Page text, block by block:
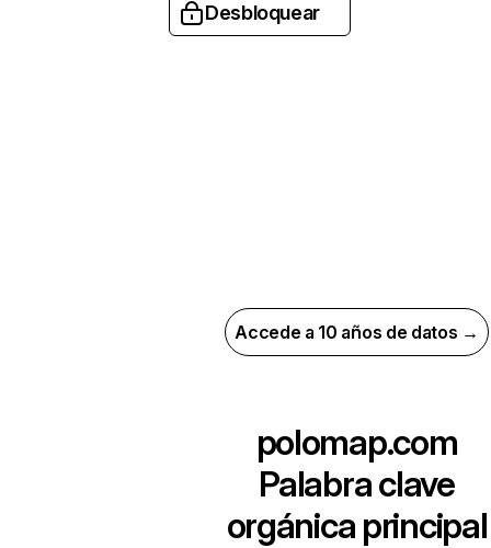
Desbloquear
Accede a 10 años de datos →
polomap.com
Palabra clave
orgánica principal